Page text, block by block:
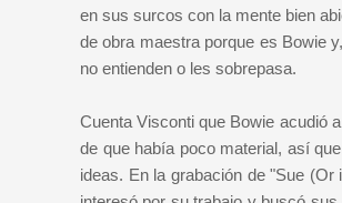
en sus surcos con la mente bien
de obra maestra porque es Bowie
no entienden o les sobrepasa.
Cuenta Visconti que Bowie acudió
de que había poco material, así
ideas. En la grabación de "Sue